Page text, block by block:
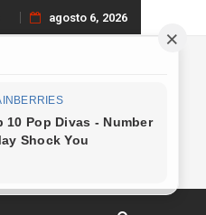
agosto 6, 2026